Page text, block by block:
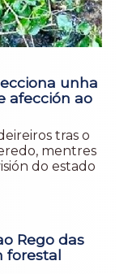
unha
afección ao
tras o
mentres
do estado
Rego das
forestal